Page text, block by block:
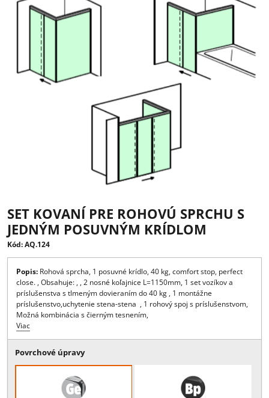
SET KOVANÍ PRE ROHOVÚ SPRCHU
JEDNÝM POSUVNÝM KRÍDLOM
Kód: AQ.124
Popis:
close. , Obsahuje: , , 2 nosné koľajnice L=1150mm, 1 set vozíkov a
príslušenstva s tlmeným dovieraním do 40 kg , 1 montážne
príslušenstvo,uchytenie stena-stena , 1 rohový spoj s
Možná kombinácia s čierným tesnením,